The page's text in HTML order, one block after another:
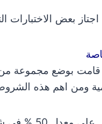
بعض الاختبارات
قامت بوضع مجموعة
ومن اهم هذه